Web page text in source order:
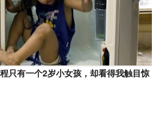
只有一个2岁小女孩，却看得我触目惊